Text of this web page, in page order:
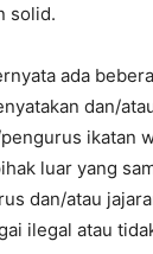
solid.
ada
dan/
ikatan
luar yang
dan/atau
ilegal atau